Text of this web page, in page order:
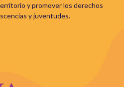
y promover los derechos
y juventudes.